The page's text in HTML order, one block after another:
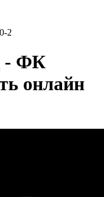
2
- ФК
онлайн